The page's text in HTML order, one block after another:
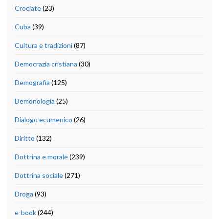
Crociate(23)
Cuba (39)
Cultura e tradizioni(87)
Democrazia cristiana (30)
Demografia (125)
Demonologia (25)
Dialogo ecumenico (26)
Diritto (132)
Dottrina e morale(239)
Dottrina sociale(271)
Droga (93)
e-book(244)